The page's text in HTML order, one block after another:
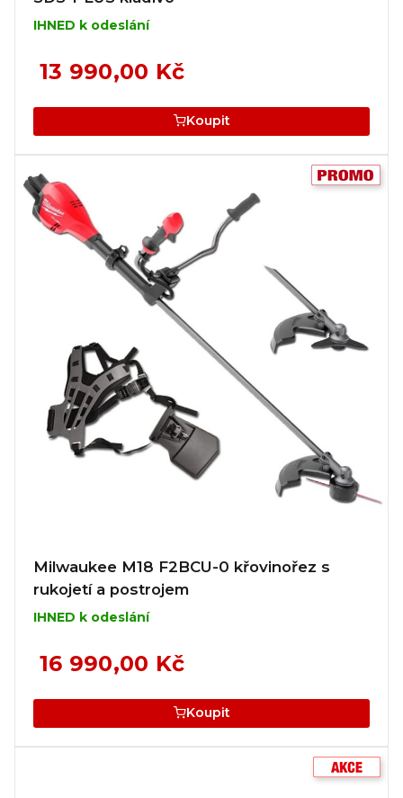
IHNED k odeslání
13 990,00 Kč
Koupit
Milwaukee M18 F2BCU-0 křovinořez s
rukojetí a postrojem
IHNED k odeslání
16 990,00 Kč
Koupit